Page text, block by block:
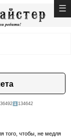
⬇️134642
того, чтобы, не медля